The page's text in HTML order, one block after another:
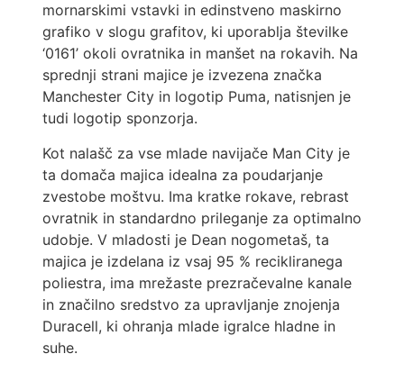
mornarskimi vstavki in edinstveno maskirno
grafiko v slogu grafitov, ki uporablja številke
‘0161’ okoli ovratnika in manšet na rokavih. Na
sprednji strani majice je izvezena značka
Manchester City in logotip Puma, natisnjen je
tudi logotip sponzorja.
Kot nalašč za vse mlade navijače Man City je
ta domača majica idealna za poudarjanje
zvestobe moštvu. Ima kratke rokave, rebrast
ovratnik in standardno prileganje za optimalno
udobje. V mladosti je Dean nogometaš, ta
majica je izdelana iz vsaj 95 % recikliranega
poliestra, ima mrežaste prezračevalne kanale
in značilno sredstvo za upravljanje znojenja
Duracell, ki ohranja mlade igralce hladne in
suhe.